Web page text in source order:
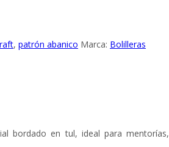
, patrón abanico Marca: Bolilleras
bordado en tul, ideal para mentorías,